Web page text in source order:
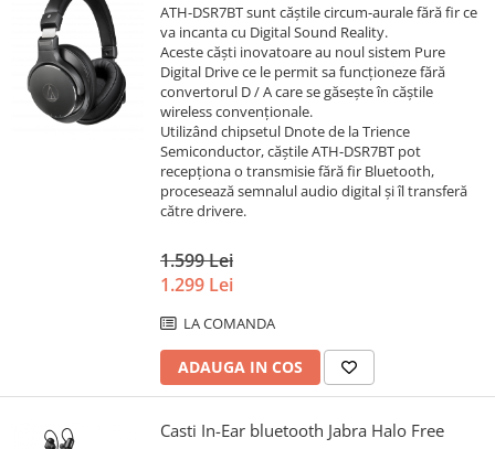
ATH-DSR7BT sunt căștile circum-aurale fără fir ce
va incanta cu Digital Sound Reality.
Aceste căști inovatoare au noul sistem Pure
Digital Drive ce le permit sa funcționeze fără
convertorul D / A care se găsește în căștile
wireless convenționale.
Utilizând chipsetul Dnote de la Trience
Semiconductor, căștile ATH-DSR7BT pot
recepționa o transmisie fără fir Bluetooth,
procesează semnalul audio digital și îl transferă
către drivere.
1.599 Lei
1.299 Lei
LA COMANDA
ADAUGA IN COS
Casti In-Ear bluetooth Jabra Halo Free